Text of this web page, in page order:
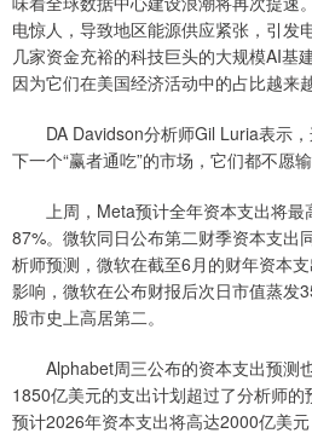
电惊人，导致地区能源供应紧张，引发
几家资金充裕的科技巨头的大规模AI基
因为它们在美国经济活动中的占比越来越
DA Davidson分析师Gil Luria表示，
下一个“赢者通吃”的市场，它们都不愿输
上周，Meta预计全年资本支出将最
87%。微软同日公布第二财季资本支出
析师预测，微软在截至6月的财年资本
影响，微软在公布财报后次日市值蒸发
股市史上高居第二。
Alphabet周三公布的资本支出预测
1850亿美元的支出计划超过了分析师
预计2026年资本支出将高达2000亿美